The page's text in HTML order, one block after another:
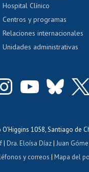
Tarjeta TUI
Hospital Clínico
Centros y programas
Relaciones internacionales
Unidades administrativas
1058, Santiago de
| Dra. Eloísa Díaz| Juan
y correos |Mapa del